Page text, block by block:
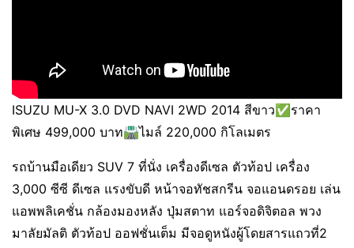
ISUZU MU-X 3.0 DVD NAVI 2WD 2014 สีขาว✅ราคา
พิเศษ 499,000 บาท🛣️ไมล์ 220,000 กิโลเมตร
รถบ้านมือเดียว SUV 7 ที่นั่ง เครื่องดีเซล ตัวท้อป เครื่อง
3,000 ซีซี ดีเซล แรงขับดี หน้าจอทัชสกรีน จอแอนดรอย เล่น
แอพพลิเคชั่น กล้องมองหลัง ปุ่มสตาท แอร์จอดิจิตอล พวง
มาลัยมัลติ ตัวท้อป ออฟชั่นเต็ม มีจอดูหนังผู้โดยสารแถวที่2